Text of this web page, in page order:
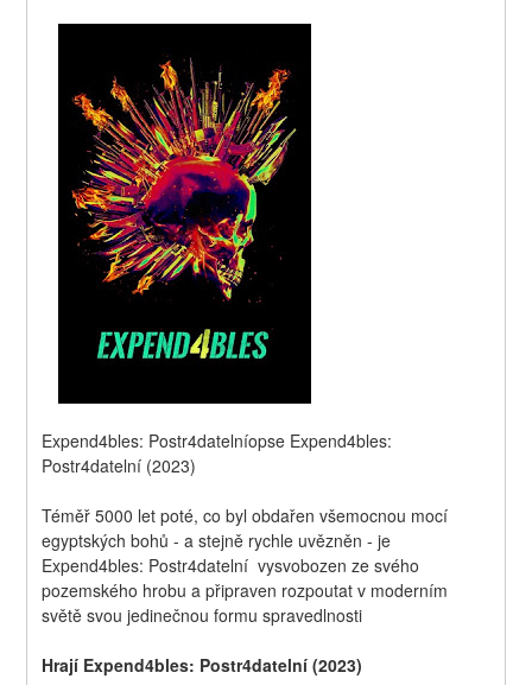
Expend4bles: Postr4datelníopse Expend4bles:
Postr4datelní (2023)
Téměř 5000 let poté, co byl obdařen všemocnou mocí
egyptských bohů - a stejně rychle uvězněn - je
Expend4bles: Postr4datelní  vysvobozen ze svého
pozemského hrobu a připraven rozpoutat v moderním
světě svou jedinečnou formu spravedlnosti
Hrají Expend4bles: Postr4datelní (2023)